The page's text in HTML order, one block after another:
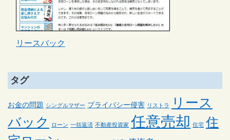
リースバック
タグ
お金の問題 シングルマザー プライバシー侵害 リストラ
リース
バック
ローン 一括返済 不動産投資家 任意売却 住宅 住